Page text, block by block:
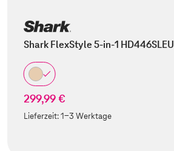
Shark FlexStyle 5-in-1 HD446SLEU
299,99 €
Lieferzeit:1-3 Werktage